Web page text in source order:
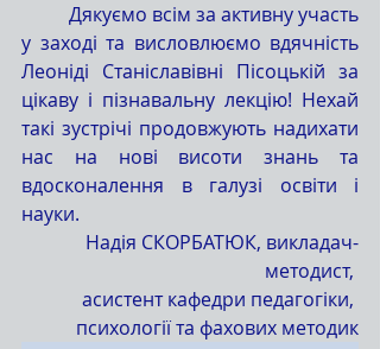
у заході та висловлюємо вдячність
Леоніді Станіславівні Пісоцькій за
цікаву і пізнавальну лекцію! Нехай
такі зустрічі продовжують надихати
нас на нові висоти знань та
вдосконалення в галузі освіти і
науки.
Надія СКОРБАТЮК, викладач-
методист,
асистент кафедри педагогіки,
психології та фахових методик